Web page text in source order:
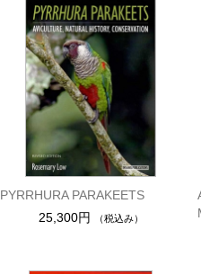
PYRRHURA PARAKEETS
25,300円
（税込み）